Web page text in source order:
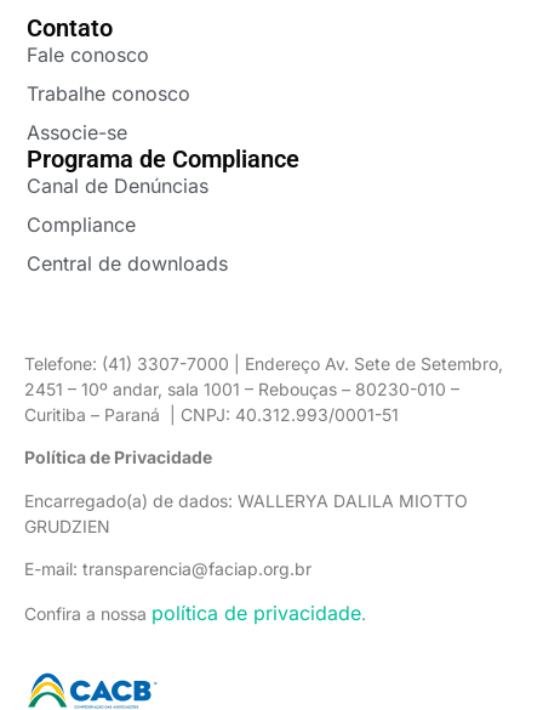
Contato
Fale conosco
Trabalhe conosco
Associe-se
Programa de Compliance
Canal de Denúncias
Compliance
Central de downloads
Telefone: (41) 3307-7000 | Endereço Av. Sete de Setembro,
2451 – 10º andar, sala 1001 – Rebouças – 80230-010 –
Curitiba – Paraná | CNPJ: 40.312.993/0001-51
Política de Privacidade
Encarregado(a) de dados: WALLERYA DALILA MIOTTO
GRUDZIEN
E-mail: transparencia@faciap.org.br
Confira a nossa política de privacidade.